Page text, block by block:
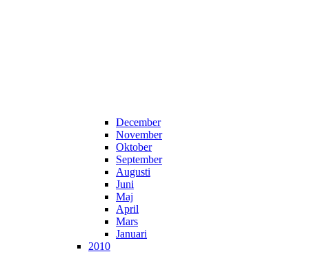
December
November
Oktober
September
Augusti
Juni
Maj
April
Mars
Januari
2010